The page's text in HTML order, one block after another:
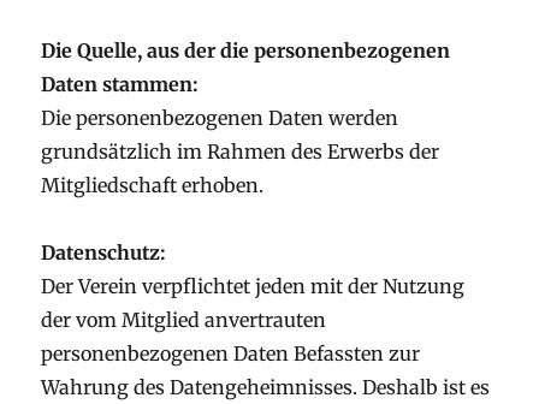
Die Quelle, aus der die personenbezogenen
Daten stammen:
Die personenbezogenen Daten werden
grundsätzlich im Rahmen des Erwerbs der
Mitgliedschaft erhoben.
Datenschutz:
Der Verein verpflichtet jeden mit der Nutzung
der vom Mitglied anvertrauten
personenbezogenen Daten Befassten zur
Wahrung des Datengeheimnisses. Deshalb ist es